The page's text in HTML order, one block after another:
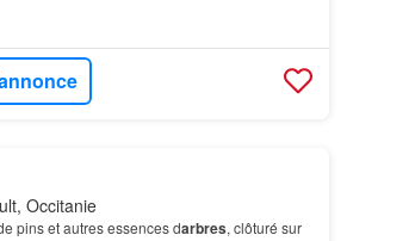
Occitanie
pins et autres essences darbres, clôturé sur